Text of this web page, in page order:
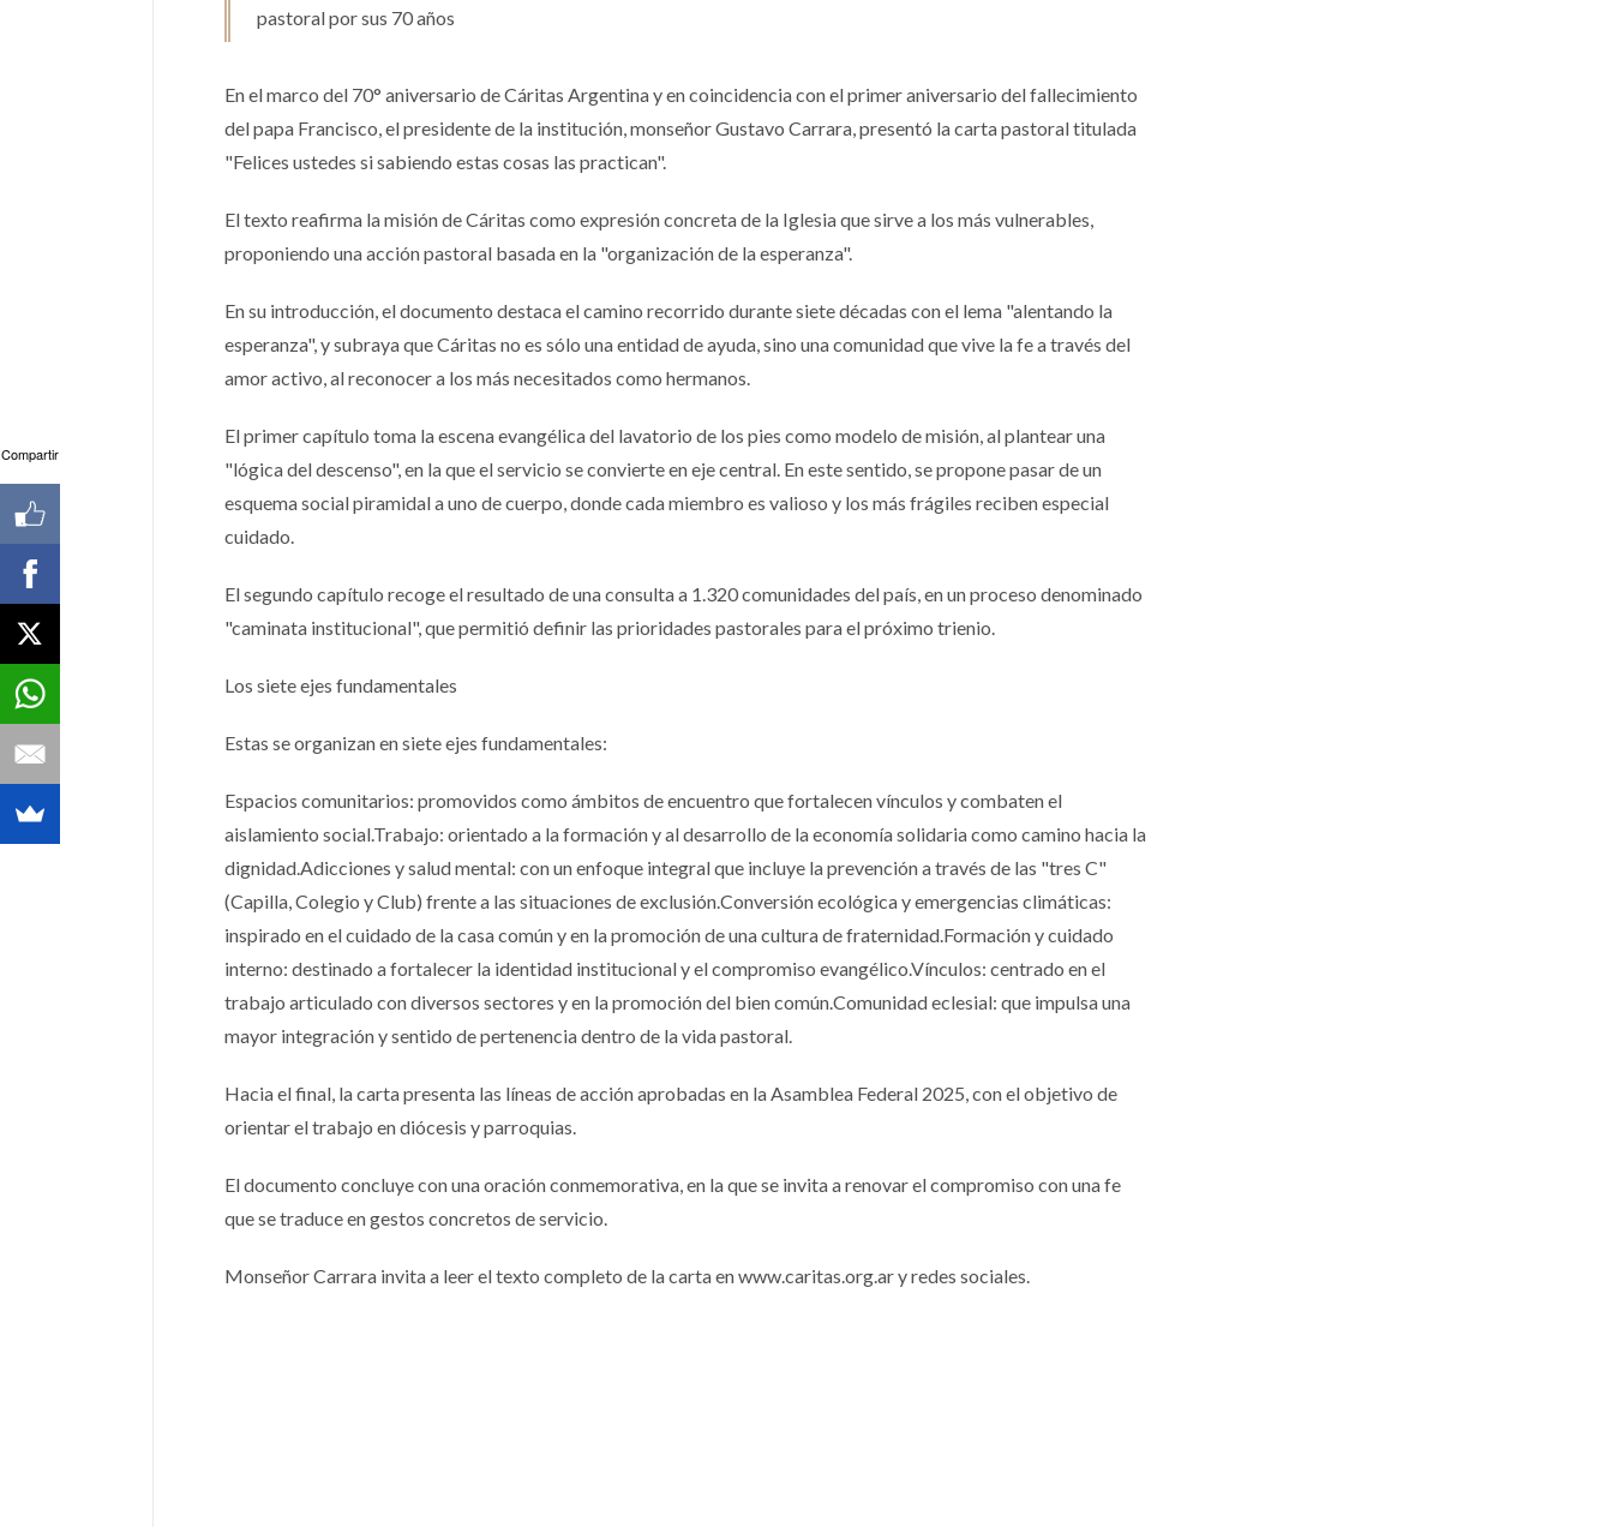
pastoral por sus 70 años
En el marco del 70° aniversario de Cáritas Argentina y en coincidencia con el primer aniversario del fallecimiento
del papa Francisco, el presidente de la institución, monseñor Gustavo Carrara, presentó la carta pastoral titulada
"Felices ustedes si sabiendo estas cosas las practican".
El texto reafirma la misión de Cáritas como expresión concreta de la Iglesia que sirve a los más vulnerables,
proponiendo una acción pastoral basada en la "organización de la esperanza".
En su introducción, el documento destaca el camino recorrido durante siete décadas con el lema "alentando la
esperanza", y subraya que Cáritas no es sólo una entidad de ayuda, sino una comunidad que vive la fe a través del
amor activo, al reconocer a los más necesitados como hermanos.
El primer capítulo toma la escena evangélica del lavatorio de los pies como modelo de misión, al plantear una
"lógica del descenso", en la que el servicio se convierte en eje central. En este sentido, se propone pasar de un
esquema social piramidal a uno de cuerpo, donde cada miembro es valioso y los más frágiles reciben especial
cuidado.
El segundo capítulo recoge el resultado de una consulta a 1.320 comunidades del país, en un proceso denominado
"caminata institucional", que permitió definir las prioridades pastorales para el próximo trienio.
Los siete ejes fundamentales
Estas se organizan en siete ejes fundamentales:
Espacios comunitarios: promovidos como ámbitos de encuentro que fortalecen vínculos y combaten el
aislamiento social.Trabajo: orientado a la formación y al desarrollo de la economía solidaria como camino hacia la
dignidad.Adicciones y salud mental: con un enfoque integral que incluye la prevención a través de las "tres C"
(Capilla, Colegio y Club) frente a las situaciones de exclusión.Conversión ecológica y emergencias climáticas:
inspirado en el cuidado de la casa común y en la promoción de una cultura de fraternidad.Formación y cuidado
interno: destinado a fortalecer la identidad institucional y el compromiso evangélico.Vínculos: centrado en el
trabajo articulado con diversos sectores y en la promoción del bien común.Comunidad eclesial: que impulsa una
mayor integración y sentido de pertenencia dentro de la vida pastoral.
Hacia el final, la carta presenta las líneas de acción aprobadas en la Asamblea Federal 2025, con el objetivo de
orientar el trabajo en diócesis y parroquias.
El documento concluye con una oración conmemorativa, en la que se invita a renovar el compromiso con una fe
que se traduce en gestos concretos de servicio.
Monseñor Carrara invita a leer el texto completo de la carta en www.caritas.org.ar y redes sociales.
Compartir